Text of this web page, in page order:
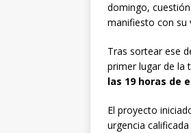
domingo,
manifiesto con su
Tras sortear ese
primer lugar de la
las 19 horas de
El proyecto
urgencia calificada